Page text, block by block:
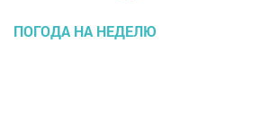
ПОГОДА НА НЕДЕЛЮ